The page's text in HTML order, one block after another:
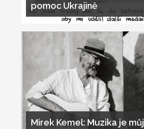
pomoc Ukrajině
Mirek Kemel: Muzika je můj